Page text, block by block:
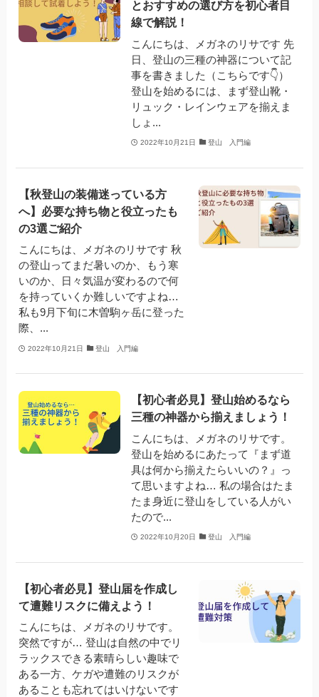
とおすすめの選び方を初心者目
線で解説！
こんにちは、メガネのリサです 先
日、登山の三種の神器について記
事を書きました（こちらです👇）
登山を始めるには、まず登山靴・
リュック・レインウェアを揃えま
しょ...
2022年10月21日 登山 入門編
【秋登山の装備迷っている方
へ】必要な持ち物と役立ったも
の3選ご紹介
こんにちは、メガネのリサです 秋
の登山ってまだ暑いのか、もう寒
いのか、日々気温が変わるので何
を持っていくか難しいですよね…
私も9月下旬に木曽駒ヶ岳に登った
際、...
2022年10月21日 登山 入門編
【初心者必見】登山始めるなら
三種の神器から揃えましょう！
こんにちは、メガネのリサです。
登山を始めるにあたって『まず道
具は何から揃えたらいいの？』っ
て思いますよね… 私の場合はたま
たま身近に登山をしている人がい
たので...
2022年10月20日 登山 入門編
【初心者必見】登山届を作成し
て遭難リスクに備えよう！
こんにちは、メガネのリサです。
突然ですが… 登山は自然の中でリ
ラックスできる素晴らしい趣味で
ある一方、ケガや遭難のリスクが
あることも忘れてはいけないです